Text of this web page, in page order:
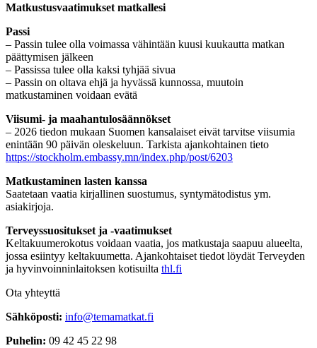
Matkustusvaatimukset matkallesi
Passi
– Passin tulee olla voimassa vähintään kuusi kuukautta matkan
päättymisen jälkeen
– Passissa tulee olla kaksi tyhjää sivua
– Passin on oltava ehjä ja hyvässä kunnossa, muutoin
matkustaminen voidaan evätä
Viisumi- ja maahantulosäännökset
– 2026 tiedon mukaan Suomen kansalaiset eivät tarvitse viisumia
enintään 90 päivän oleskeluun. Tarkista ajankohtainen tieto
https://stockholm.embassy.mn/index.php/post/6203
Matkustaminen lasten kanssa
Saatetaan vaatia kirjallinen suostumus, syntymätodistus ym.
asiakirjoja.
Terveyssuositukset ja -vaatimukset
Keltakuumerokotus voidaan vaatia, jos matkustaja saapuu alueelta,
jossa esiintyy keltakuumetta. Ajankohtaiset tiedot löydät Terveyden
ja hyvinvoinninlaitoksen kotisuilta thl.fi
Ota yhteyttä
Sähköposti: info@temamatkat.fi
Puhelin: 09 42 45 22 98